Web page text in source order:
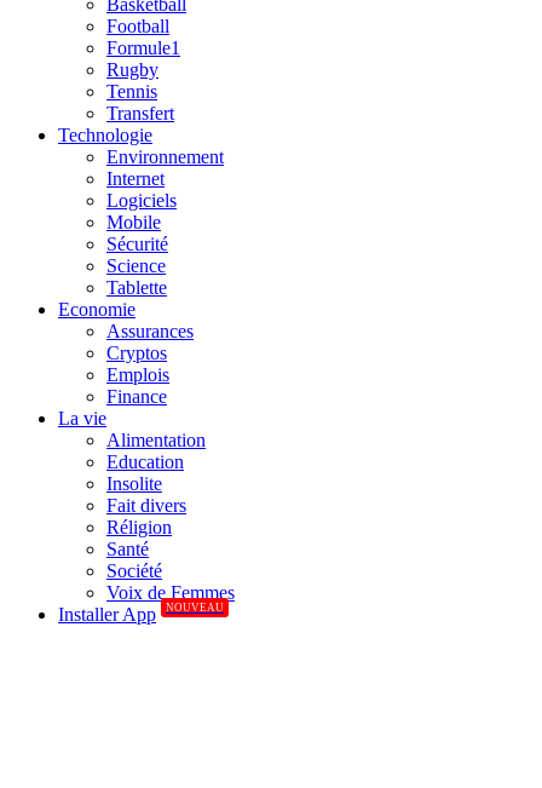
Basketball
Football
Formule1
Rugby
Tennis
Transfert
Technologie
Environnement
Internet
Logiciels
Mobile
Sécurité
Science
Tablette
Economie
Assurances
Cryptos
Emplois
Finance
La vie
Alimentation
Education
Insolite
Fait divers
Réligion
Santé
Société
Voix de Femmes
Installer App
NOUVEAU